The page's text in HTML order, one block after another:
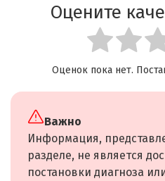
Оцените
Оценок пока нет.
Важно
Информация,
разделе, не является
постановки диагноза